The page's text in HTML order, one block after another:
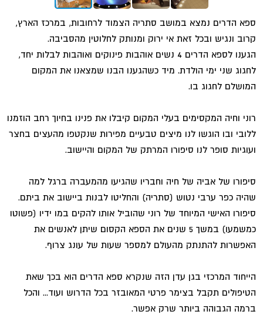
ספא הדרים נמצא במושב סתריה הצמוד לרחובות, במרכז הארץ,
קרוב ונגיש ובכל זאת אי ירוק ומנותק לחלוטין מהסביבה.
הגענו לספא הדרים 4 נשים אוהבות פינוקים ואוהבות לבלות יחד,
לחגוג שני ימי הולדת. מיד כשהגענו הבנו שמצאנו את המקום
המושלם לחגוג בו.
רוני וחיה המקסימים בעלי המקום קיבלו את פנינו בחיוך רחב הוזמנו
ללובי ובו הוגשו לנו מיצים טבעיים מפירות שנקטפו מהעצים בחצר
ועוגיות סופר לנו סיפורו המרתק של המקום והיישוב.
סיפורו של אביה של חיה וחבריו שהגיעו מהמעברה ברגל למה
שהיה כפר ערבי נטוש (סתריה) והחליטו לבנות ביישוב את ביתם.
סיפורו האישי המיוחד של רוני שהוביל אותו להקים במו ידיו (פשוטו
כמשמעו) במשך 5 שנים את הספא הקסום שיתן לאנשים את
האפשרות להתנתק מהעולם למספר שעות של עונג צרוף.
הייחוד המרכזי בגן עדן הזה שנקרא ספא הדרים הוא בכך שאת
הטיפולים תקבל בצימר פרטי המאובזר בכל הדרוש ועוד... והכל
ברמה הגבוהה ביותר שרק אפשר.